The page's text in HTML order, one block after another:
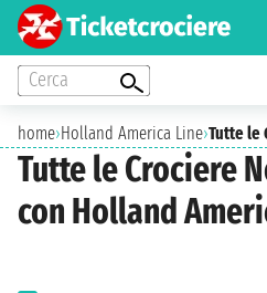
Cerca
home›Holland America Line›Tutte le
Tutte le Crociere
con Holland